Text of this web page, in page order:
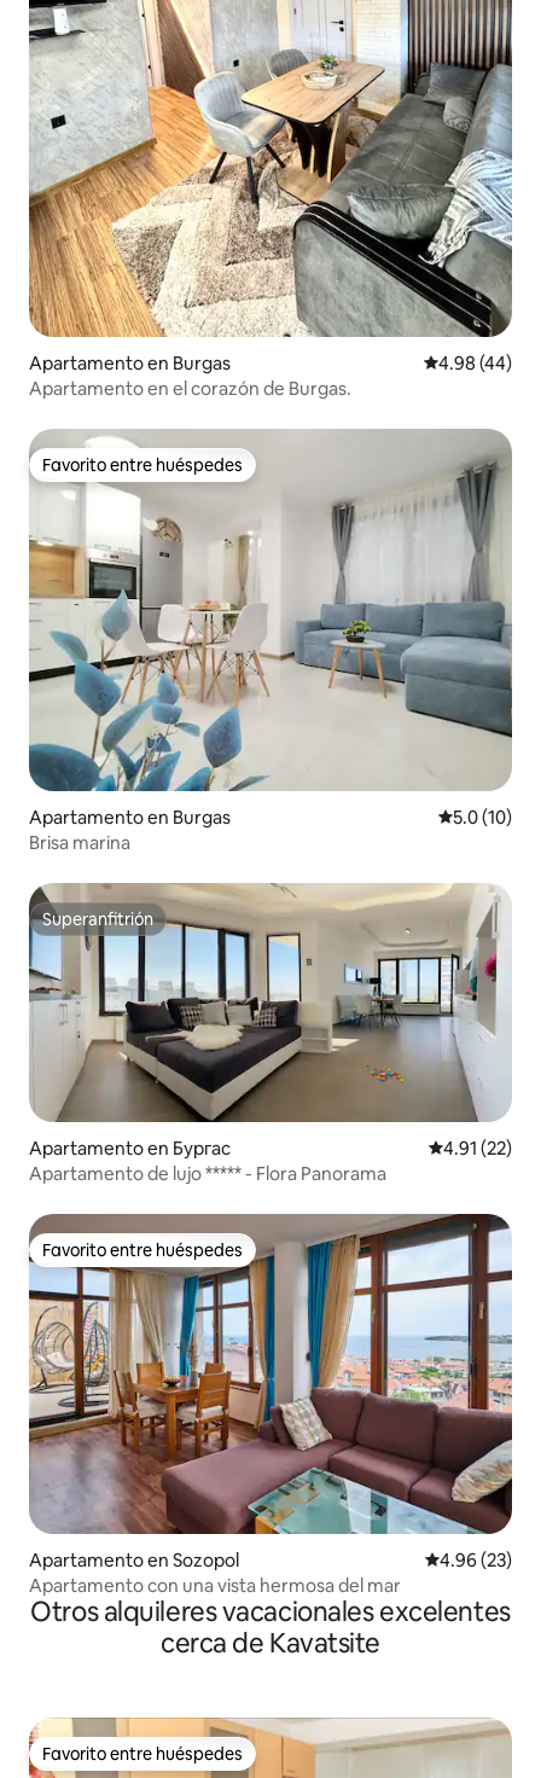
Apartamento en Burgas Calificación
4.98 (44)
Apartamento en el corazón de Burgas.
Favorito entre huéspedes
Favorito entre huéspedes
Apartamento en Burgas Calificación
5.0 (10)
Brisa marina
Superanfitrión
Superanfitrión
Apartamento en Бургас Calificación
4.91 (22)
Apartamento de lujo ***** - Flora Panorama
Favorito entre huéspedes
Favorito entre huéspedes
Apartamento en Sozopol Calificación
4.96 (23)
Apartamento con una vista hermosa del mar
Otros alquileres vacacionales excelentes
cerca de Kavatsite
Favorito entre huéspedes
Favorito entre huéspedes